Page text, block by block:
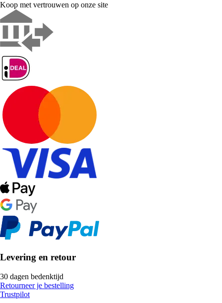
Koop met vertrouwen op onze site
Levering en retour
30 dagen bedenktijd
Retourneer je bestelling
Trustpilot